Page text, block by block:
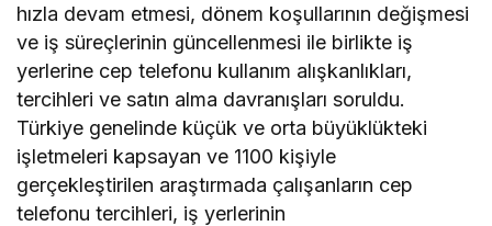
hızla devam etmesi, dönem koşullarının değişmesi
ve iş süreçlerinin güncellenmesi ile birlikte iş
yerlerine cep telefonu kullanım alışkanlıkları,
tercihleri ve satın alma davranışları soruldu.
Türkiye genelinde küçük ve orta büyüklükteki
işletmeleri kapsayan ve 1100 kişiyle
gerçekleştirilen araştırmada çalışanların cep
telefonu tercihleri, iş yerlerinin